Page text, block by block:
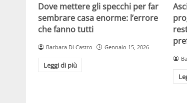
Dove mettere gli specchi per far
sembrare casa enorme: l’errore
che fanno tutti
Barbara Di Castro Gennaio 15, 2026
Leggi di più